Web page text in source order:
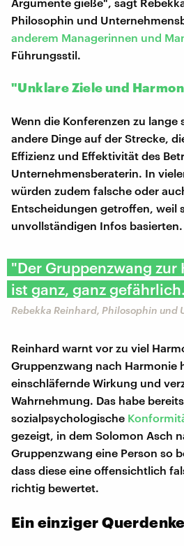
Philosophin und
anderem Managerinnen und
Führungsstil.
"Unklare Ziele und
Wenn die Konferenzen zu lange
andere Dinge auf der Strecke,
Effizienz und Effektivität des
Unternehmensberaterin. In
würden zudem falsche oder
Entscheidungen getroffen, weil
unvollständigen Infos basierten.
"Der Gruppenzwang zur
ist ganz, ganz
Rebekka Reinhard, Philosophin
Reinhard warnt vor zu viel
Gruppenzwang nach Harmonie
einschläfernde Wirkung und
Wahrnehmung. Das habe
sozialpsychologische
gezeigt, in dem Solomon Asch
Gruppenzwang eine Person so
dass diese eine offensichtlich
richtig bewertet.
Ein einziger